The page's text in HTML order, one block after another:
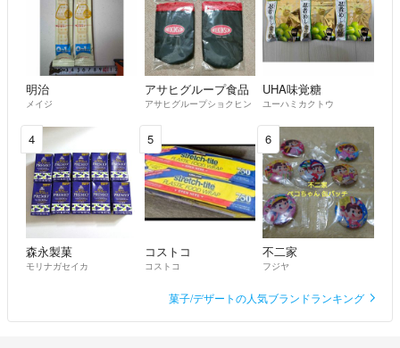
明治
メイジ
アサヒグループ食品
アサヒグループショクヒン
UHA味覚糖
ユーハミカクトウ
4
森永製菓
モリナガセイカ
5
コストコ
コストコ
6
不二家
フジヤ
菓子/デザートの人気ブランドランキング